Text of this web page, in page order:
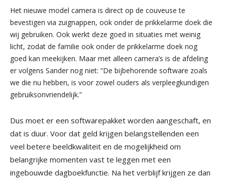
Het nieuwe model camera is direct op de couveuse te
bevestigen via zuignappen, ook onder de prikkelarme doek die
wij gebruiken. Ook werkt deze goed in situaties met weinig
licht, zodat de familie ook onder de prikkelarme doek nog
goed kan meekijken. Maar met alleen camera’s is de afdeling
er volgens Sander nog niet: “De bijbehorende software zoals
we die nu hebben, is voor zowel ouders als verpleegkundigen
gebruiksonvriendelijk.”
Dus moet er een softwarepakket worden aangeschaft, en
dat is duur. Voor dat geld krijgen belangstellenden een
veel betere beeldkwaliteit en de mogelijkheid om
belangrijke momenten vast te leggen met een
ingebouwde dagboekfunctie. Na het verblijf krijgen ze dan